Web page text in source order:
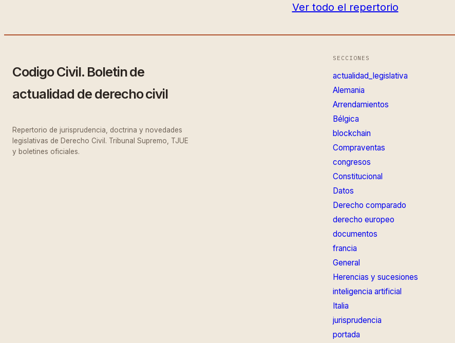
Ver todo el repertorio
Codigo Civil. Boletin de
actualidad de derecho civil
Repertorio de jurisprudencia, doctrina y novedades
legislativas de Derecho Civil. Tribunal Supremo, TJUE
y boletines oficiales.
SECCIONES
actualidad_legislativa
Alemania
Arrendamientos
Bélgica
blockchain
Compraventas
congresos
Constitucional
Datos
Derecho comparado
derecho europeo
documentos
francia
General
Herencias y sucesiones
inteligencia artificial
Italia
jurisprudencia
portada